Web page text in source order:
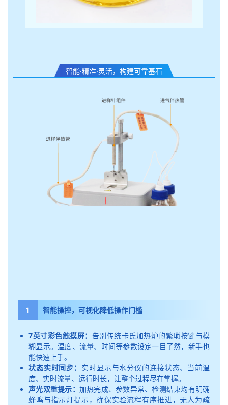
智能·精准·灵活，构建可靠基石
1 智能操控，可视化降低操作门槛
7英寸彩色触摸屏： 告别传统卡氏加热炉的繁琐按键与模
糊显示。温度、流量、时间等参数设定一目了然，新手也
能快速上手。
状态实时同步： 实时显示与水分仪的连接状态、当前温
度、实时流量、运行时长，让整个过程尽在掌握。
声光双重提示： 加热完成、参数异常、检测结束均有明确
蜂鸣与指示灯提示，确保实验流程有序推进，无人为疏